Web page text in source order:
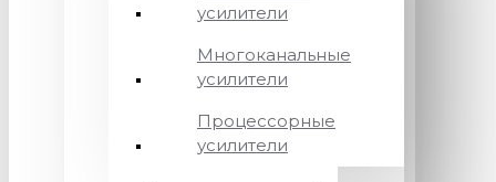
усилители
Многоканальные
усилители
Процессорные
усилители